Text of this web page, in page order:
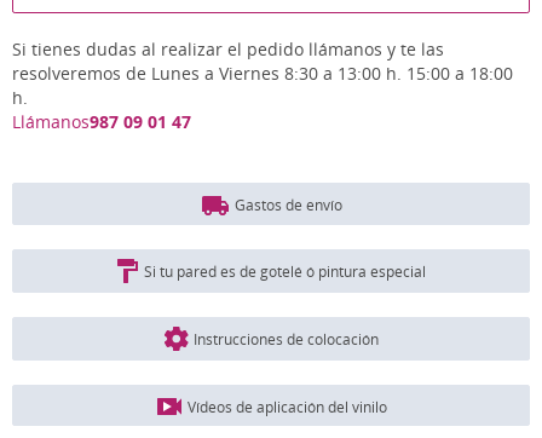
Si tienes dudas al realizar el pedido llámanos y te las
resolveremos de Lunes a Viernes 8:30 a 13:00 h. 15:00 a 18:00
h.
Llámanos987 09 01 47
Gastos de envío
Si tu pared es de gotelé ó pintura especial
Instrucciones de colocación
Vídeos de aplicación del vinilo